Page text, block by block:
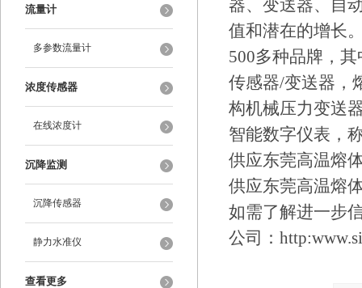
流量计
多参数流量计
浓度传感器
在线浓度计
沉降监测
沉降传感器
静力水准仪
查看更多
器、变送器、自
值和潜在的增长
500多种品牌，
传感器/变送器，
构机械压力变送
智能数字仪表，
供应东莞高温熔
供应东莞高温熔
如需了解进一步
公司：